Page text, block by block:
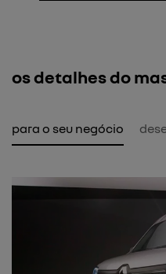
os detalhes do
para o seu negócio